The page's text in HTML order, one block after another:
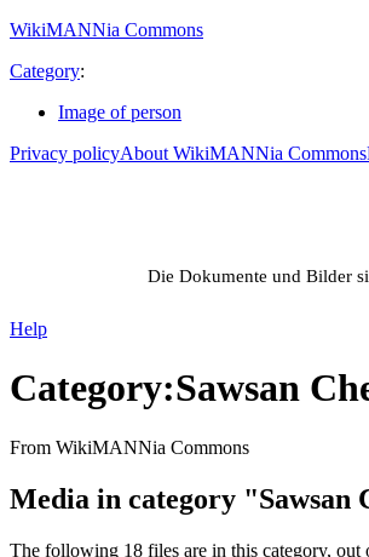
WikiMANNia Commons
Category:
Image of person
Privacy policyAbout WikiMANNia Commons
Die Dokumente und Bilder
Help
Category:Sawsan
From WikiMANNia Commons
Media in category "Sawsan
The following 18 files are in this category, out